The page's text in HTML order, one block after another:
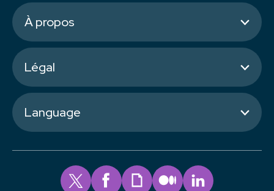
À propos
Légal
Language